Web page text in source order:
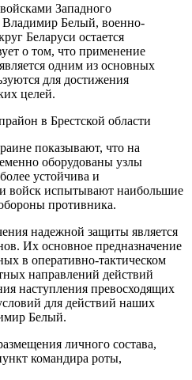
Западного
Владимир Белый, военно-
Беларуси остается
о том, что применение
одним из основных
для достижения
целей.
показывают, что на
оборудованы узлы
устойчива и
войск испытывают наибольшие
противника.
надежной защиты является
Их основное предназначение
в оперативно-тактическом
направлений действий
наступления превосходящих
для действий наших
Белый.
личного состава,
командира роты,